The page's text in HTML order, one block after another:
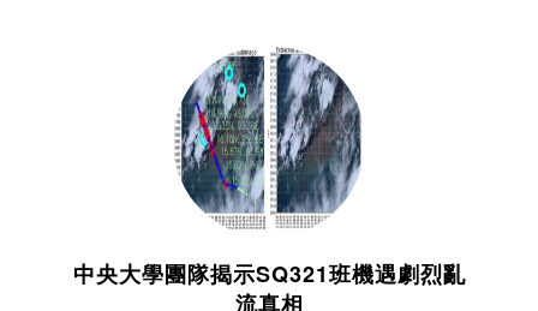
中央大學團隊揭示SQ321班機遇劇烈亂
流真相